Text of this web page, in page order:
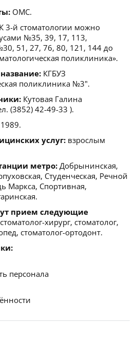
ОМС.
К 3-й стоматологии можно
№35, 39, 17, 113,
51, 27, 76, 80, 121, 144 до
поликлиника».
КГБУЗ
поликлиника №3".
Кутовая Галина
(3852) 42-49-33 ).
1989.
услуг: взрослым
метро: Добрынинская,
Студенческая, Речной
Маркса, Спортивная,
прием следующие
стоматолог-хирург, стоматолог,
стоматолог-ортодонт.
персонала